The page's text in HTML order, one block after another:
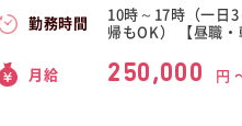
勤務時間
10時～17時（一日
帰もOK） 【昼職・
月給 250,000 円